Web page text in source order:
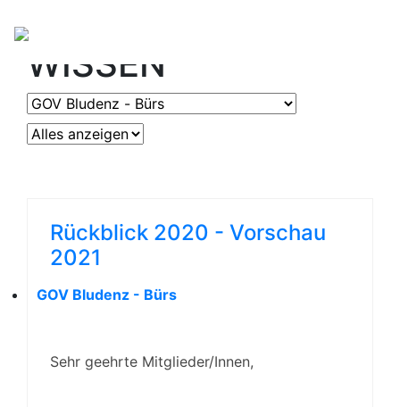
OGV
WISSEN
Rückblick 2020 - Vorschau
2021
GOV Bludenz - Bürs
Sehr geehrte Mitglieder/Innen,